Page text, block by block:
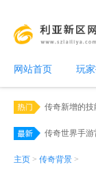
网站首页 玩
传奇新增的技
传奇世界手
主页 > 传奇背景 >